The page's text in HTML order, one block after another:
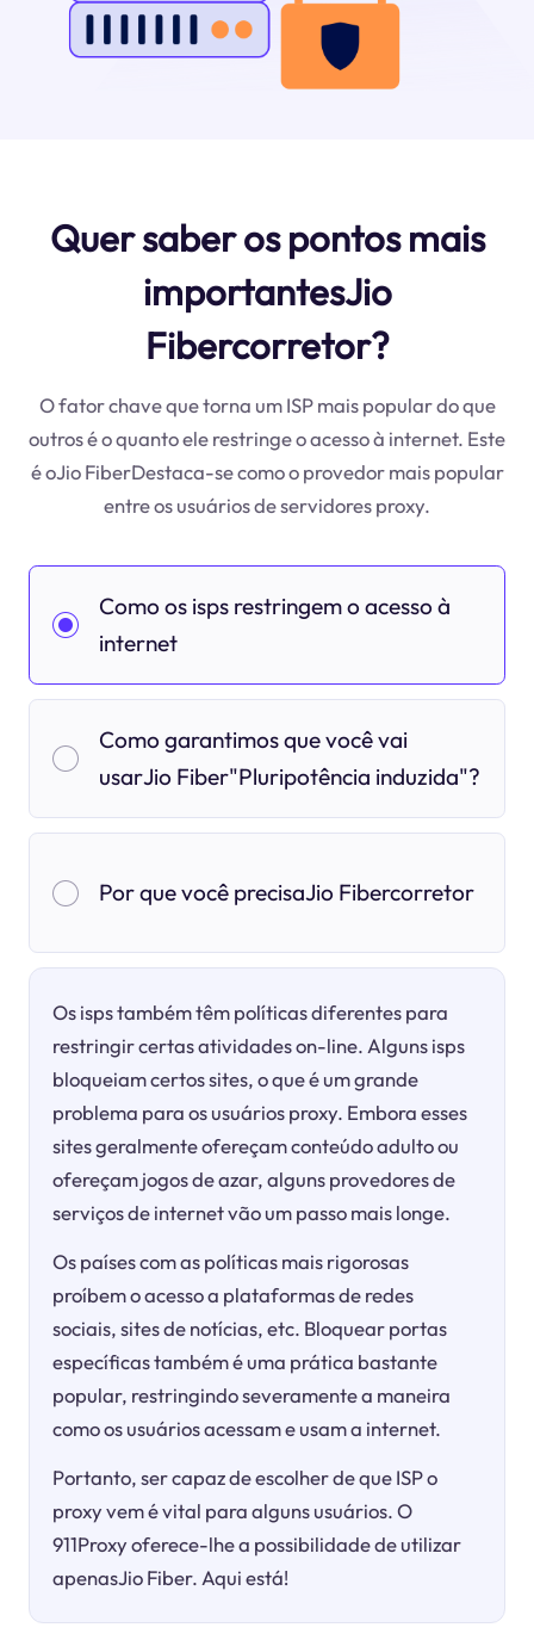
Quer saber os pontos mais
importantesJio
Fibercorretor?
O fator chave que torna um ISP mais popular do que
outros é o quanto ele restringe o acesso à internet. Este
é oJio FiberDestaca-se como o provedor mais popular
entre os usuários de servidores proxy.
Como os isps restringem o acesso à
internet
Como garantimos que você vai
usarJio Fiber"Pluripotência induzida"?
Por que você precisaJio Fibercorretor
Os isps também têm políticas diferentes para
restringir certas atividades on-line. Alguns isps
bloqueiam certos sites, o que é um grande
problema para os usuários proxy. Embora esses
sites geralmente ofereçam conteúdo adulto ou
ofereçam jogos de azar, alguns provedores de
serviços de internet vão um passo mais longe.
Os países com as políticas mais rigorosas
proíbem o acesso a plataformas de redes
sociais, sites de notícias, etc. Bloquear portas
específicas também é uma prática bastante
popular, restringindo severamente a maneira
como os usuários acessam e usam a internet.
Portanto, ser capaz de escolher de que ISP o
proxy vem é vital para alguns usuários. O
911Proxy oferece-lhe a possibilidade de utilizar
apenasJio Fiber. Aqui está!